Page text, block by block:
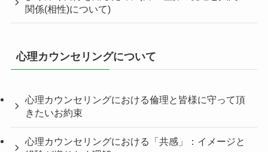
関係(相性)について)
心理カウンセリングについて
心理カウンセリングにおける倫理と皆様に守って頂
きたいお約束
心理カウンセリングにおける「共感」：イメージと